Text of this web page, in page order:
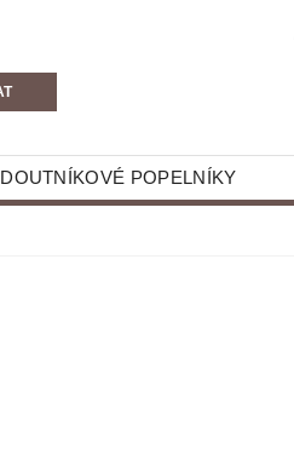
DOUTNÍKOVÉ POPELNÍKY